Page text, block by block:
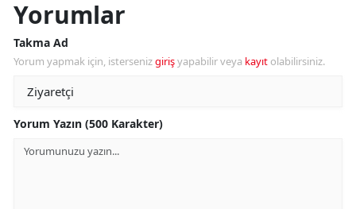
Yorumlar
Takma Ad
Yorum yapmak için, istersenizgirişyapabilir veya kayıt olabilirsiniz.
Yorum Yazın (500 Karakter)